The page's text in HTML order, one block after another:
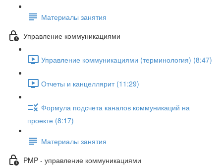
Материалы занятия
Управление коммуникациями
Управление коммуникациями (терминология) (8:47)
Отчеты и канцеллярит (11:29)
Формула подсчета каналов коммуникаций на
проекте (8:17)
Материалы занятия
PMP - управление коммуникациями